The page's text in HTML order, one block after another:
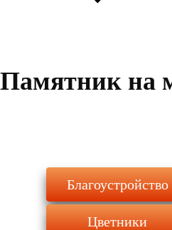
Памятник на
Благоустройство
Цветники